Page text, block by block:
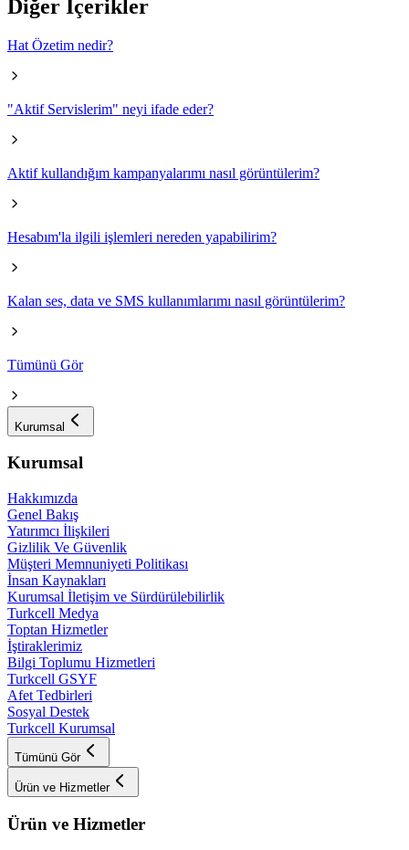
Diğer İçerikler
Hat Özetim nedir?
"Aktif Servislerim" neyi ifade eder?
Aktif kullandığım kampanyalarımı nasıl görüntülerim?
Hesabım'la ilgili işlemleri nereden yapabilirim?
Kalan ses, data ve SMS kullanımlarımı nasıl görüntülerim?
Tümünü Gör
Kurumsal
Kurumsal
Hakkımızda
Genel Bakış
Yatırımcı İlişkileri
Gizlilik Ve Güvenlik
Müşteri Memnuniyeti Politikası
İnsan Kaynakları
Kurumsal İletişim ve Sürdürülebilirlik
Turkcell Medya
Toptan Hizmetler
İştiraklerimiz
Bilgi Toplumu Hizmetleri
Turkcell GSYF
Afet Tedbirleri
Sosyal Destek
Turkcell Kurumsal
Tümünü Gör
Ürün ve Hizmetler
Ürün ve Hizmetler